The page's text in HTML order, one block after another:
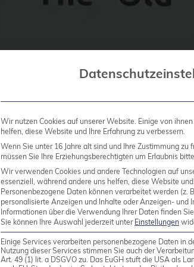
Wir nutzen Cookies auf unserer Website. Einige von
helfen, diese Website und Ihre Erfahrung zu verbessern.
Wenn Sie unter 16 Jahre alt sind und Ihre Zustimmung zu
müssen Sie Ihre Erziehungsberechtigten um Erlaubnis
Wir verwenden Cookies und andere Technologien auf
essenziell, während andere uns helfen, diese Website
Personenbezogene Daten können verarbeitet werden (z.
personalisierte Anzeigen und Inhalte oder Anzeigen- und
Informationen über die Verwendung Ihrer Daten finden
Sie können Ihre Auswahl jederzeit unter Einstellungen
Einige Services verarbeiten personenbezogene Daten in
Nutzung dieser Services stimmen Sie auch der
Art. 49 (1) lit. a DSGVO zu. Das EuGH stuft die USA als